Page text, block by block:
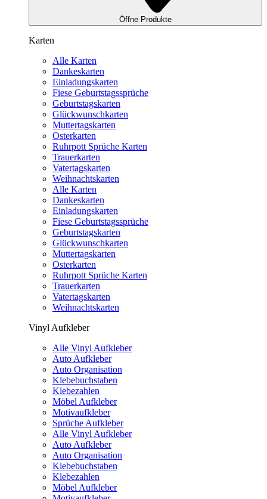
Öffne Produkte
Karten
Alle Karten
Dankeskarten
Einladungskarten
Fiese Geburtstagssprüche
Geburtstagskarten
Glückwunschkarten
Muttertagskarten
Osterkarten
Ruhrpott Sprüche Karten
Trauerkarten
Vatertagskarten
Weihnachtskarten
Alle Karten
Dankeskarten
Einladungskarten
Fiese Geburtstagssprüche
Geburtstagskarten
Glückwunschkarten
Muttertagskarten
Osterkarten
Ruhrpott Sprüche Karten
Trauerkarten
Vatertagskarten
Weihnachtskarten
Vinyl Aufkleber
Alle Vinyl Aufkleber
Auto Aufkleber
Auto Organisation
Klebebuchstaben
Klebezahlen
Möbel Aufkleber
Motivaufkleber
Sprüche Aufkleber
Alle Vinyl Aufkleber
Auto Aufkleber
Auto Organisation
Klebebuchstaben
Klebezahlen
Möbel Aufkleber